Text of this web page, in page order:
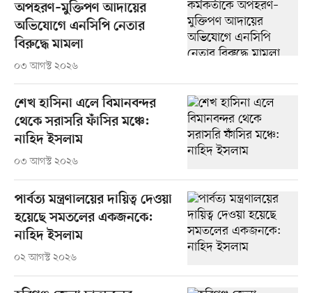
অপহরণ–মুক্তিপণ আদায়ের
অভিযোগে এনসিপি নেতার
বিরুদ্ধে মামলা
০৩ আগস্ট ২০২৬
শেখ হাসিনা এলে বিমানবন্দর
থেকে সরাসরি ফাঁসির মঞ্চে:
নাহিদ ইসলাম
০৩ আগস্ট ২০২৬
পার্বত্য মন্ত্রণালয়ের দায়িত্ব দেওয়া
হয়েছে সমতলের একজনকে:
নাহিদ ইসলাম
০২ আগস্ট ২০২৬